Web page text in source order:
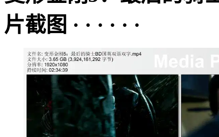
片截图 · · · · · ·